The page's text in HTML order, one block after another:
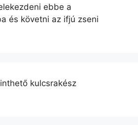
ebbe a
és követni az ifjú zseni
kulcsrakész